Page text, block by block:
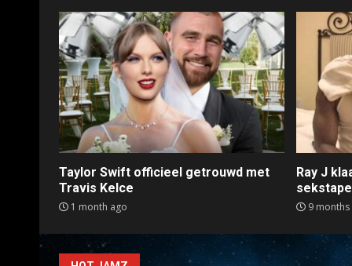
Taylor Swift officieel getrouwd met
Travis Kelce
1 month ago
Ray J
sekstape
9 months